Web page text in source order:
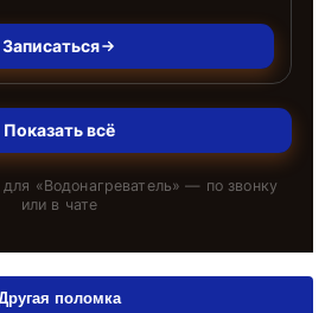
Записаться
Показать всё
для «Водонагреватель» — по звонку
или в чате
поломка